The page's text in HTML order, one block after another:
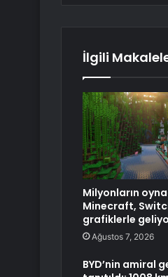
İlgili
Milyonların
Minecraft,
grafiklerle
Ağustos 7, 2026
BYD’nin amiral